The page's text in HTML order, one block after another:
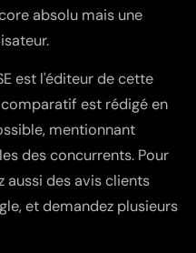
absolu mais une
est l'éditeur de cette
est rédigé en
mentionnant
des concurrents. Pour
aussi des avis clients
et demandez plusieurs